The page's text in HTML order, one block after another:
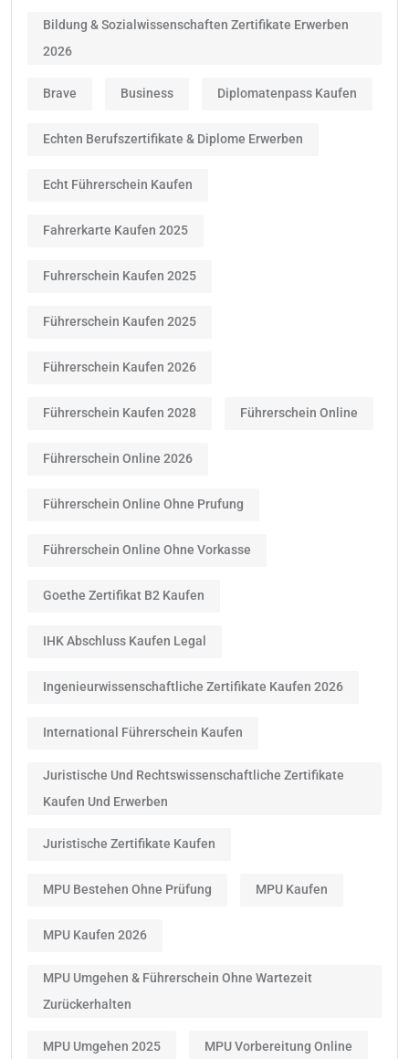
Bildung & Sozialwissenschaften Zertifikate Erwerben
2026
Brave Business Diplomatenpass Kaufen
Echten Berufszertifikate & Diplome Erwerben
Echt Führerschein Kaufen
Fahrerkarte Kaufen 2025
Fuhrerschein Kaufen 2025
Führerschein Kaufen 2025
Führerschein Kaufen 2026
Führerschein Kaufen 2028 Führerschein Online
Führerschein Online 2026
Führerschein Online Ohne Prufung
Führerschein Online Ohne Vorkasse
Goethe Zertifikat B2 Kaufen
IHK Abschluss Kaufen Legal
Ingenieurwissenschaftliche Zertifikate Kaufen 2026
International Führerschein Kaufen
Juristische Und Rechtswissenschaftliche Zertifikate
Kaufen Und Erwerben
Juristische Zertifikate Kaufen
MPU Bestehen Ohne Prüfung MPU Kaufen
MPU Kaufen 2026
MPU Umgehen & Führerschein Ohne Wartezeit
Zurückerhalten
MPU Umgehen 2025 MPU Vorbereitung Online